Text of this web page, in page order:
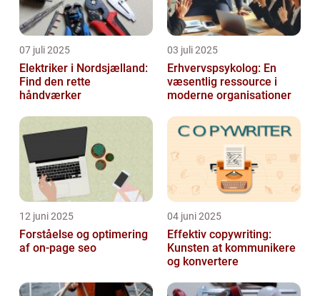
07 juli 2025
Elektriker i Nordsjælland:
Find den rette
håndværker
03 juli 2025
Erhvervspsykolog: En
væsentlig ressource i
moderne organisationer
12 juni 2025
Forståelse og optimering
af on-page seo
04 juni 2025
Effektiv copywriting:
Kunsten at kommunikere
og konvertere